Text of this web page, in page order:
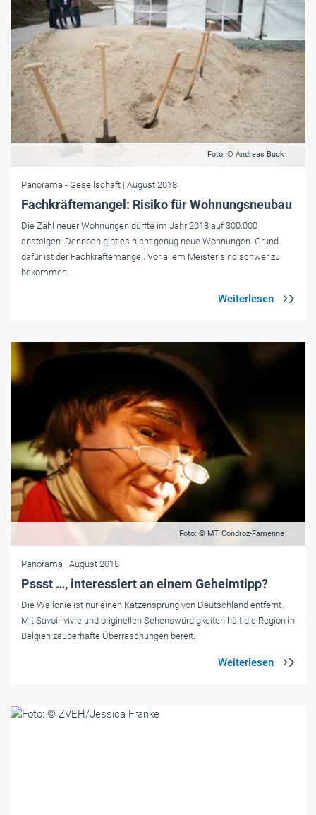
Foto: © Andreas Buck
Panorama - Gesellschaft | August 2018
Fachkräftemangel: Risiko für Wohnungsneubau
Die Zahl neuer Wohnungen dürfte im Jahr 2018 auf 300.000
ansteigen. Dennoch gibt es nicht genug neue Wohnungen. Grund
dafür ist der Fachkräftemangel. Vor allem Meister sind schwer zu
bekommen.
Foto: © MT Condroz-Famenne
Panorama | August 2018
Pssst …, interessiert an einem Geheimtipp?
Die Wallonie ist nur einen Katzensprung von Deutschland entfernt.
Mit Savoir-vivre und originellen Sehenswürdigkeiten hält die Region in
Belgien zauberhafte Überraschungen bereit.